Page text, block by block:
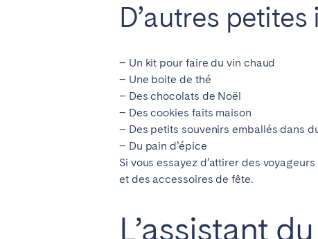
D’autres petites
– Un kit pour faire du vin chaud
– Une boite de thé
– Des chocolats de Noël
– Des cookies faits maison
– Des petits souvenirs emballés dans
– Du pain d’épice
Si vous essayez d’attirer des
et des accessoires de fête.
L’assistant